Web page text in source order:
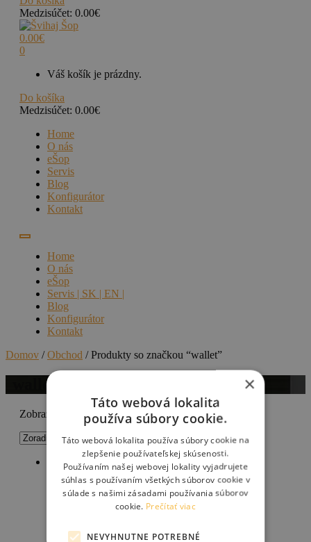
Medzisúčet: 0.00€
0.00€
0
Váš košík je prázdny.
Do košíka
Medzisúčet: 0.00€
Home
O nás
eŠop
Servis
Blog
Konfigurátor
Kontakt
Home
O nás
eŠop
Servis | SK | EN |
Blog
Konfigurátor
Kontakt
Domov /Obchod / Produkty so značkou “wallet”
wallet
Zobrazený jediný výsledok
Bagaboo peňaženka
×
Táto webová lokalita
používa súbory cookie.
Táto webová lokalita používa súbory cookie na
zlepšenie používateľskej skúsenosti.
Používaním našej webovej lokality vyjadrujete
súhlas s používaním všetkých súborov cookie v
súlade s našimi zásadami používania súborov
cookie. Prečítať viac
NEVYHNUTNE POTREBNÉ